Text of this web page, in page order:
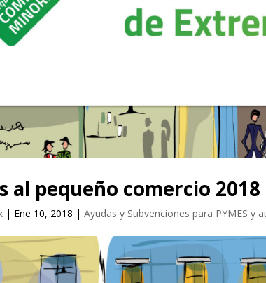
al pequeño comercio 2018
| Ene 10, 2018 |Ayudas y Subvenciones para PYMES y